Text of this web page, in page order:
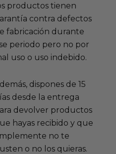
productos tienen
contra defectos
fabricación durante
periodo pero no por
uso o uso indebido.
dispones de 15
desde la entrega
devolver productos
hayas recibido y que
no te
o no los quieras.